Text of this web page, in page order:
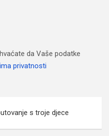
da Vaše podatke
privatnosti
s troje djece